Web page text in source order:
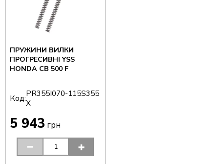
ПРУЖИНИ ВИЛКИ
ПРОГРЕСИВНІ YSS
HONDA CB 500 F
Код:PR355I070-115S355
X
5 943 грн